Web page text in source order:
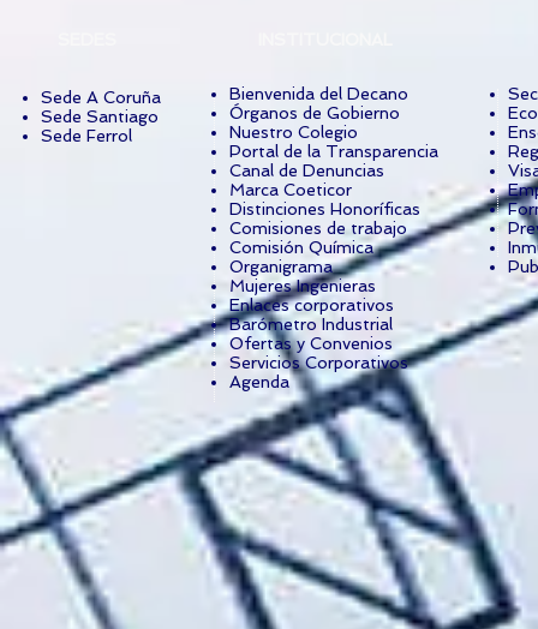
Sede A Coruña
Sede Santiago
Sede Ferrol
Bienvenida del Decano
Órganos de Gobierno
Nuestro Colegio
Portal de la Transparencia
Canal de Denuncias
Marca Coeticor
Distinciones Honoríficas
Comisiones de trabajo
Comisión Química
Organigrama
Mujeres Ingenieras
Enlaces corporativos
Barómetro Industrial
Ofertas y Convenios
Servicios Corporativos
Agenda